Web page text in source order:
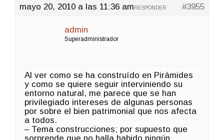
mayo 20, 2010 a las 11:36 am
#3955
RESPONDER
admin
Superadministrador
Al ver como se ha construído en Pirámides
y como se quiere seguir interviniendo su
entorno natural, me parece que se han
privilegiado intereses de algunas personas
por sobre el bien patrimonial que nos afecta
a todos.
– Tema construcciones; por supuesto que
sorprende que no halla habido ningún